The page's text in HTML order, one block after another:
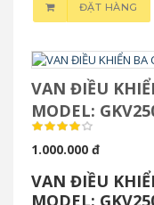
ĐẶT HÀNG
VAN ĐIỀU
MODEL:
1.000.000 đ
VAN ĐIỀU
MODEL: